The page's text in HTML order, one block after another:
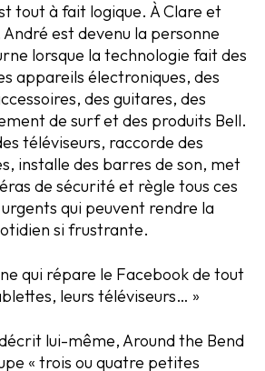
tout à fait logique. À Clare et
est devenu la personne
lorsque la technologie fait des
appareils électroniques, des
des guitares, des
de surf et des produits Bell.
téléviseurs, raccorde des
installe des barres de son, met
de sécurité et règle tous ces
qui peuvent rendre la
si frustrante.
qui répare le Facebook de tout
leurs téléviseurs… »
lui-même, Around the Bend
« trois ou quatre petites